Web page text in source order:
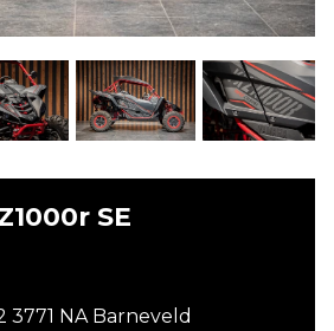
SE
3771 NA Barneveld